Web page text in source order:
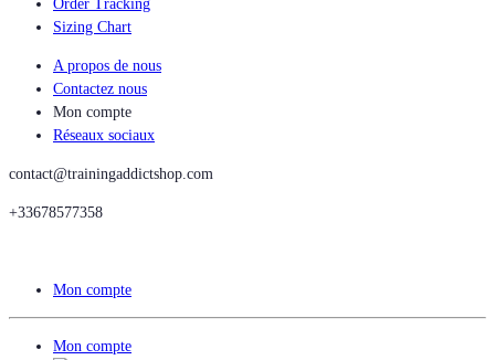
Order Tracking
Sizing Chart
A propos de nous
Contactez nous
Mon compte
Réseaux sociaux
contact@trainingaddictshop.com
+33678577358
Mon compte
Mon compte